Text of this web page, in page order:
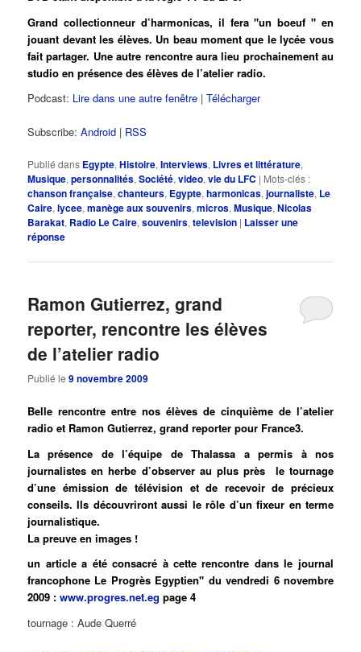
Grand collectionneur d’harmonicas, il fera "un boeuf " en
jouant devant les élèves. Un beau moment que le lycée vous
fait partager. Une autre rencontre aura lieu prochainement au
studio en présence des élèves de l’atelier radio.
Podcast: Lire dans une autre fenêtre |Télécharger
Subscribe:Android | RSS
Publié dans Egypte,Histoire,Interviews, Livres et littérature,
Musique,personnalités,Société,video,vie du LFC | Mots-clés :
chanson française,chanteurs, Egypte,harmonicas,journaliste, Le
Caire,lycee,manège aux souvenirs,micros,Musique,Nicolas
Barakat, Radio Le Caire,souvenirs,television | Laisser une
réponse
Ramon Gutierrez, grand
reporter, rencontre les élèves
de l’atelier radio
Publié le9 novembre 2009
Belle rencontre entre nos élèves de cinquième de l’atelier
radio et Ramon Gutierrez, grand reporter pour France3.
La présence de l’équipe de Thalassa a permis à nos
journalistes en herbe d’observer au plus près le tournage
d’une émission de télévision et de recevoir de précieux
conseils. Ils découvriront aussi le rôle d’un fixeur en terme
journalistique.
La preuve en images !
un article a été consacré à cette rencontre dans le journal
francophone Le Progrès Egyptien" du vendredi 6 novembre
2009 : www.progres.net.eg page 4
tournage : Aude Querré